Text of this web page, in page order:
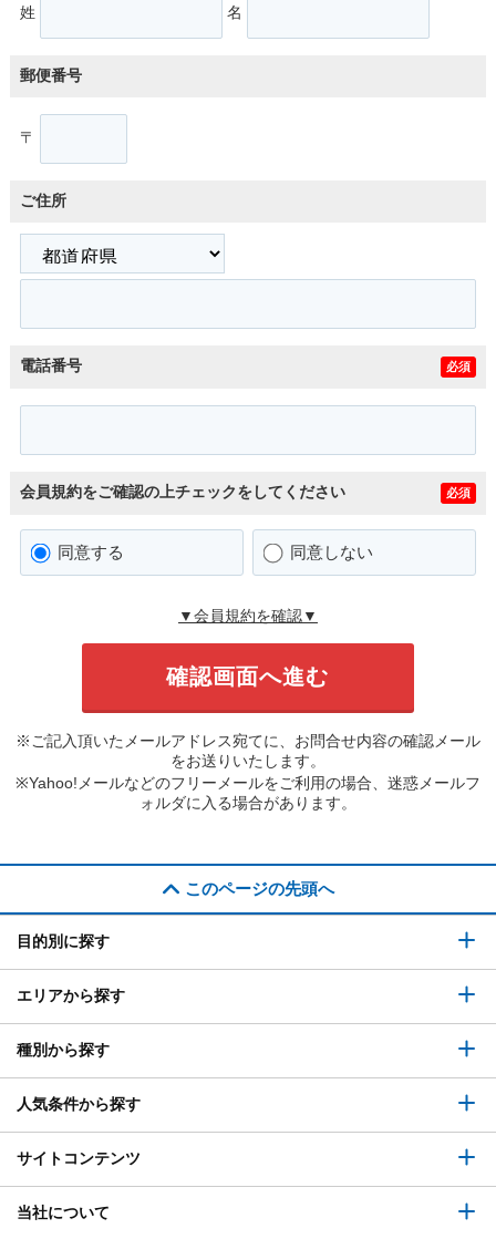
姓 名
郵便番号
〒
ご住所
電話番号 必須
会員規約をご確認の上チェックをしてください 必須
同意する 同意しない
▼会員規約を確認▼
※ご記入頂いたメールアドレス宛てに、お問合せ内容の確認メール
をお送りいたします。
※Yahoo!メールなどのフリーメールをご利用の場合、迷惑メールフ
ォルダに入る場合があります。
このページの先頭へ
目的別に探す
エリアから探す
種別から探す
人気条件から探す
サイトコンテンツ
当社について